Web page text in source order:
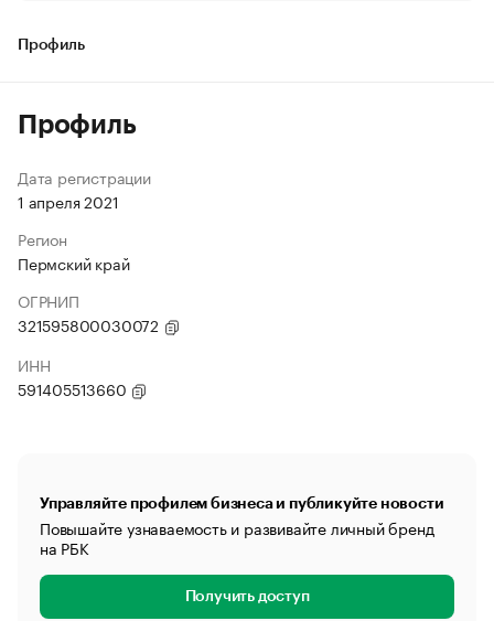
Профиль
Профиль
Дата регистрации
1 апреля 2021
Регион
Пермский край
ОГРНИП
321595800030072
ИНН
591405513660
Управляйте профилем бизнеса и публикуйте новости
Повышайте узнаваемость и развивайте личный бренд
на РБК
Получить доступ